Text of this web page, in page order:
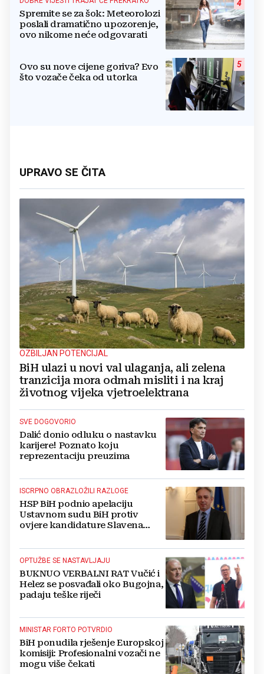
4
Spremite se za šok: Meteorolozi
poslali dramatično upozorenje,
ovo nikome neće odgovarati
5
Ovo su nove cijene goriva? Evo
što vozače čeka od utorka
UPRAVO SE ČITA
OZBILJAN POTENCIJAL
BiH ulazi u novi val ulaganja, ali zelena
tranzicija mora odmah misliti i na kraj
životnog vijeka vjetroelektrana
SVE DOGOVORIO
Dalić donio odluku o nastavku
karijere! Poznato koju
reprezentaciju preuzima
ISCRPNO OBRAZLOŽILI RAZLOGE
HSP BiH podnio apelaciju
Ustavnom sudu BiH protiv
ovjere kandidature Slavena
OPTUŽBE SE NASTAVLJAJU
BUKNUO VERBALNI RAT Vučić i
Helez se posvađali oko Bugojna,
padaju teške riječi
MINISTAR FORTO POTVRDIO
BiH ponudila rješenje Europskoj
komisiji: Profesionalni vozači ne
mogu više čekati